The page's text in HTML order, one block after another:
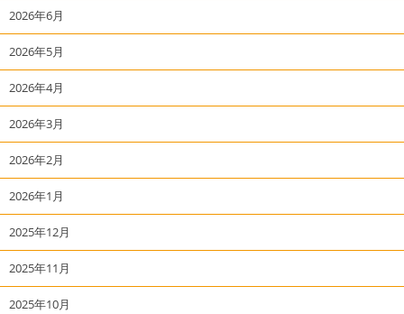
2026年6月
2026年5月
2026年4月
2026年3月
2026年2月
2026年1月
2025年12月
2025年11月
2025年10月